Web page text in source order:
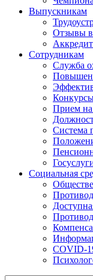
Выпускникам
Отзывы
Сотрудникам
Служба
Прием на
Система
Социальная
COVID-